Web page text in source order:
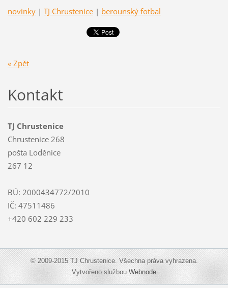
novinky | TJ Chrustenice | berounský fotbal
« Zpět
Kontakt
TJ Chrustenice
Chrustenice 268
pošta Loděnice
267 12
BÚ: 2000434772/2010
IČ: 47511486
+420 602 229 233
© 2009-2015 TJ Chrustenice. Všechna práva vyhrazena.
Vytvořeno službouWebnode